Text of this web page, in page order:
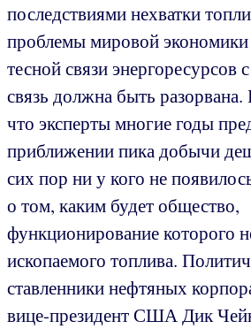
последствиями нехватки
проблемы мировой экономики
тесной связи энергоресурсов
связь должна быть
что эксперты многие годы
приближении пика добычи
сих пор ни у кого не
о том, каким будет общество,
функционирование которого
ископаемого топлива.
ставленники нефтяных
вице-президент США Дик